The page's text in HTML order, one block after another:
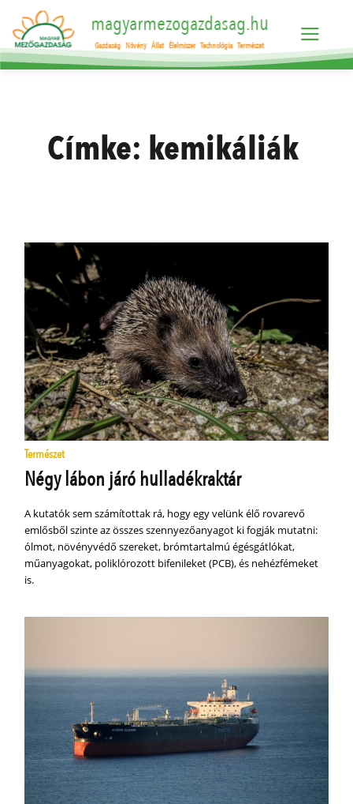
magyarmezogazdasag.hu
Gazdaság Növény Állat Élelmiszer Technológia Természet
Címke: kemikáliák
Természet
Négy lábon járó hulladékraktár
A kutatók sem számítottak rá, hogy egy velünk élő rovarevő
emlősből szinte az összes szennyezőanyagot ki fogják mutatni:
ólmot, növényvédő szereket, brómtartalmú égésgátlókat,
műanyagokat, poliklórozott bifenileket (PCB), és nehézfémeket
is.